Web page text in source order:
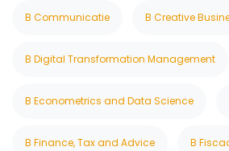
B Communicatie B Creative
B Digital Transformation Management
B Econometrics and Data Science
B Finance, Tax and Advice B